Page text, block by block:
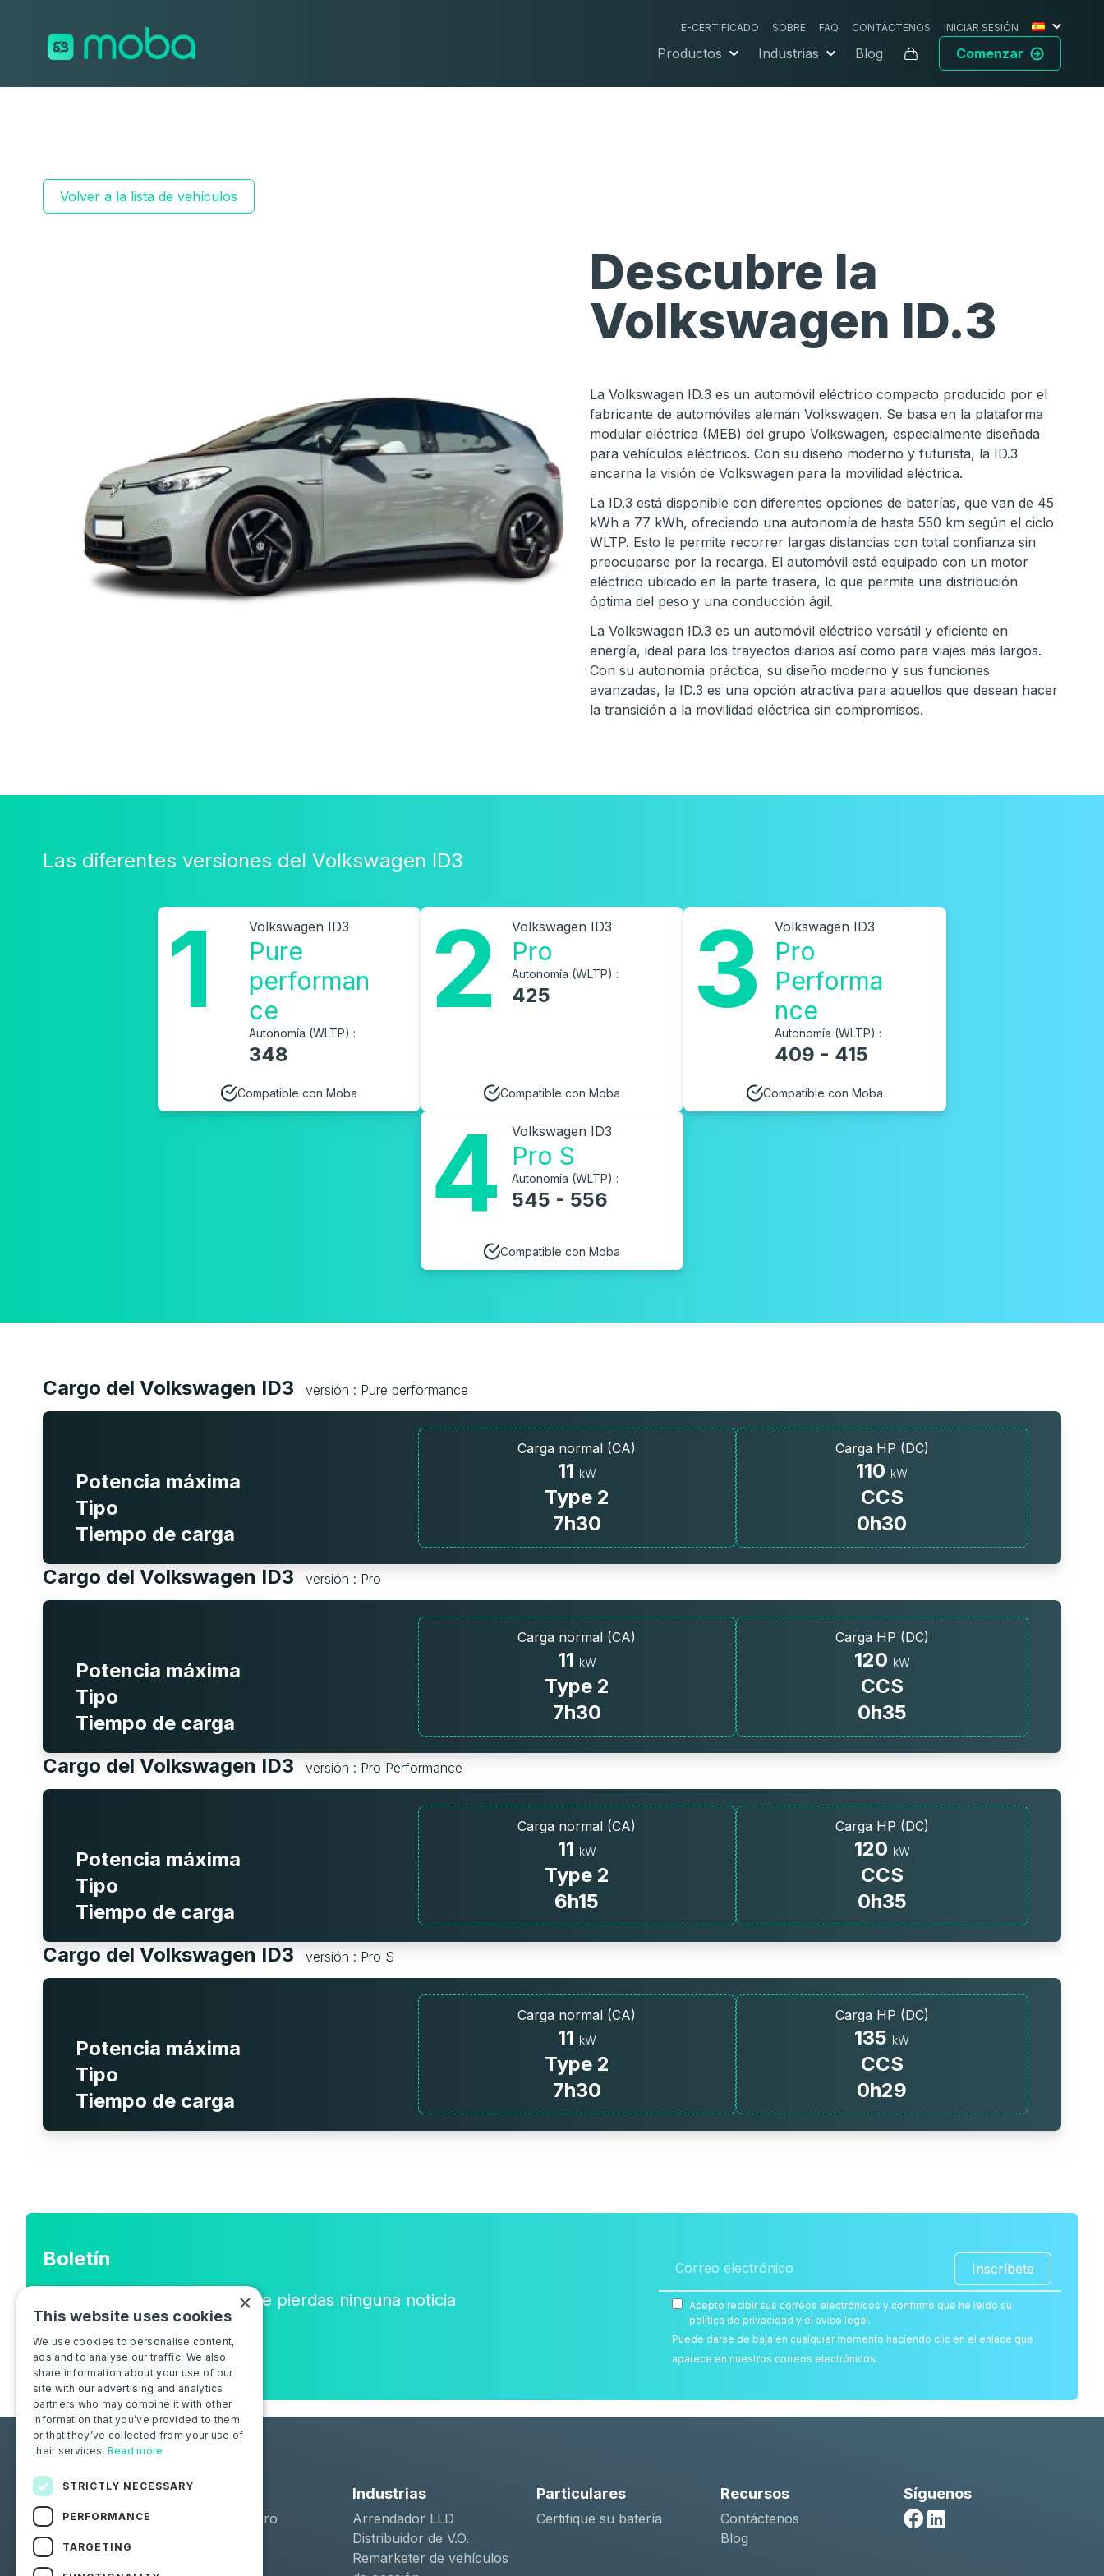
E-CERTIFICADO SOBRE FAQ CONTÁCTENOS INICIAR SESIÓN
Productos Industrias Blog Comenzar
Volver a la lista de vehículos
Descubre la
Volkswagen ID.3
La Volkswagen ID.3 es un automóvil eléctrico compacto producido por el
fabricante de automóviles alemán Volkswagen. Se basa en la plataforma
modular eléctrica (MEB) del grupo Volkswagen, especialmente diseñada
para vehículos eléctricos. Con su diseño moderno y futurista, la ID.3
encarna la visión de Volkswagen para la movilidad eléctrica.
La ID.3 está disponible con diferentes opciones de baterías, que van de 45
kWh a 77 kWh, ofreciendo una autonomía de hasta 550 km según el ciclo
WLTP. Esto le permite recorrer largas distancias con total confianza sin
preocuparse por la recarga. El automóvil está equipado con un motor
eléctrico ubicado en la parte trasera, lo que permite una distribución
óptima del peso y una conducción ágil.
La Volkswagen ID.3 es un automóvil eléctrico versátil y eficiente en
energía, ideal para los trayectos diarios así como para viajes más largos.
Con su autonomía práctica, su diseño moderno y sus funciones
avanzadas, la ID.3 es una opción atractiva para aquellos que desean hacer
la transición a la movilidad eléctrica sin compromisos.
Las diferentes versiones del Volkswagen ID3
1 Volkswagen ID3
Pure
performan
ce
Autonomía (WLTP) :
348
Compatible con Moba
2 Volkswagen ID3
Pro
Autonomía (WLTP) :
425
Compatible con Moba
3 Volkswagen ID3
Pro
Performa
nce
Autonomía (WLTP) :
409 - 415
Compatible con Moba
4 Volkswagen ID3
Pro S
Autonomía (WLTP) :
545 - 556
Compatible con Moba
Cargo del Volkswagen ID3 versión : Pure performance
Potencia máxima
Tipo
Tiempo de carga
Carga normal (CA)
11 kW
Type 2
7h30
Carga HP (DC)
110 kW
CCS
0h30
Cargo del Volkswagen ID3 versión : Pro
Potencia máxima
Tipo
Tiempo de carga
Carga normal (CA)
11 kW
Type 2
7h30
Carga HP (DC)
120 kW
CCS
0h35
Cargo del Volkswagen ID3 versión : Pro Performance
Potencia máxima
Tipo
Tiempo de carga
Carga normal (CA)
11 kW
Type 2
6h15
Carga HP (DC)
120 kW
CCS
0h35
Cargo del Volkswagen ID3 versión : Pro S
Potencia máxima
Tipo
Tiempo de carga
Carga normal (CA)
11 kW
Type 2
7h30
Carga HP (DC)
135 kW
CCS
0h29
Boletín
Únete a la comunidad y no te pierdas ninguna noticia
o novedad.
Inscríbete
Acepto recibir sus correos electrónicos y confirmo que he leído su
política de privacidad y el aviso legal.
Puede darse de baja en cualquier momento haciendo clic en el enlace que
aparece en nuestros correos electrónicos.
Soluciones
Moba Certify Pro
Industrias
Arrendador LLD
Distribuidor de V.O.
Remarketer de vehículos
Particulares
Certifique su batería
Recursos
Contáctenos
Blog
Síguenos
×
This website uses cookies
We use cookies to personalise content,
ads and to analyse our traffic. We also
share information about your use of our
site with our advertising and analytics
partners who may combine it with other
information that you’ve provided to them
or that they’ve collected from your use of
their services. Read more
STRICTLY NECESSARY
PERFORMANCE
TARGETING